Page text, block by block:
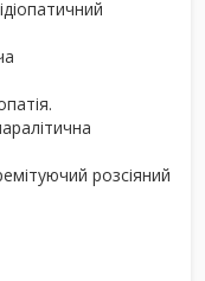
розсіяний